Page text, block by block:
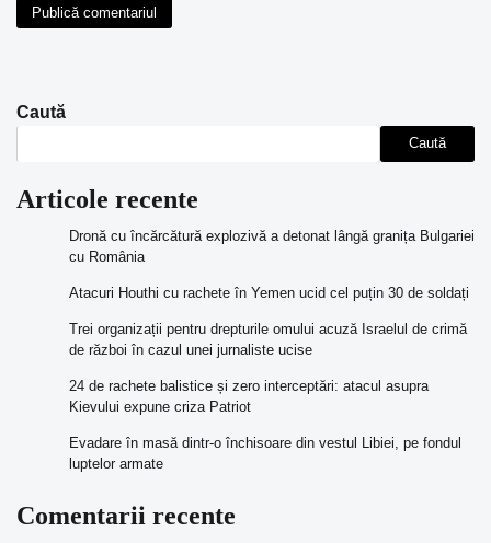
Caută
Caută
Articole recente
Dronă cu încărcătură explozivă a detonat lângă granița Bulgariei
cu România
Atacuri Houthi cu rachete în Yemen ucid cel puțin 30 de soldați
Trei organizații pentru drepturile omului acuză Israelul de crimă
de război în cazul unei jurnaliste ucise
24 de rachete balistice și zero interceptări: atacul asupra
Kievului expune criza Patriot
Evadare în masă dintr-o închisoare din vestul Libiei, pe fondul
luptelor armate
Comentarii recente